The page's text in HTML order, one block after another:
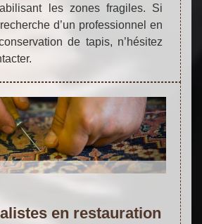
les zones fragiles. Si
d’un professionnel en
de tapis, n’hésitez
en restauration